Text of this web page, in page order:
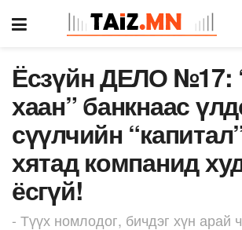
Ёсзүйн ДЕЛО №17:
хаан” банкнаас
сүүлчийн
хятад компанид
ёсгүй!
- Түүх номлодог, бичдэг хүн арай